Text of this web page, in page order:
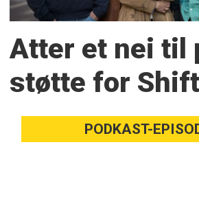
Atter et nei
støtte for
PODKAST-